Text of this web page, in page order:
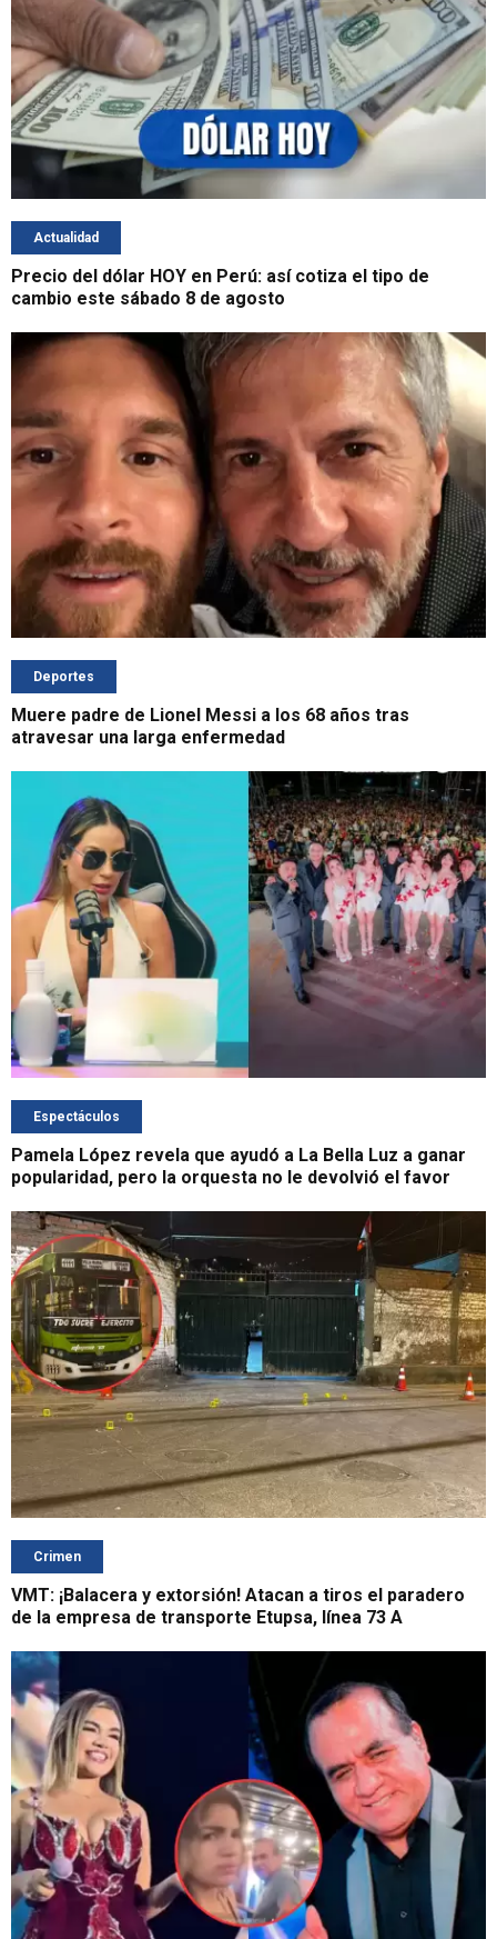
Actualidad
Precio del dólar HOY en Perú: así cotiza el tipo de
cambio este sábado 8 de agosto
Deportes
Muere padre de Lionel Messi a los 68 años tras
atravesar una larga enfermedad
Espectáculos
Pamela López revela que ayudó a La Bella Luz a ganar
popularidad, pero la orquesta no le devolvió el favor
Crimen
VMT: ¡Balacera y extorsión! Atacan a tiros el paradero
de la empresa de transporte Etupsa, línea 73 A